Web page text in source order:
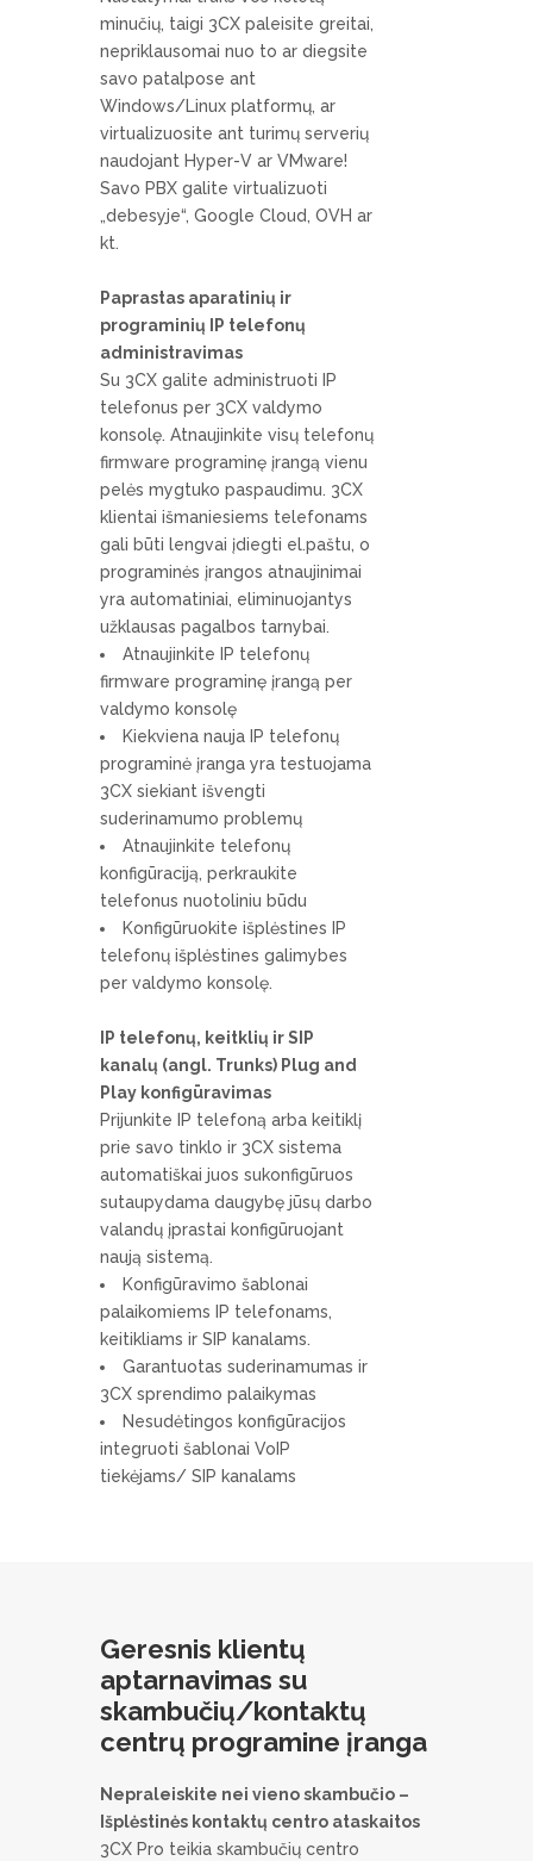
minučių, taigi 3CX paleisite greitai,
nepriklausomai nuo to ar diegsite
savo patalpose ant
Windows/Linux platformų, ar
virtualizuosite ant turimų serverių
naudojant Hyper-V ar VMware!
Savo PBX galite virtualizuoti
„debesyje“, Google Cloud, OVH ar
kt.
Paprastas aparatinių ir
programinių IP telefonų
administravimas
Su 3CX galite administruoti IP
telefonus per 3CX valdymo
konsolę. Atnaujinkite visų telefonų
firmware programinę įrangą vienu
pelės mygtuko paspaudimu. 3CX
klientai išmaniesiems telefonams
gali būti lengvai įdiegti el.paštu, o
programinės įrangos atnaujinimai
yra automatiniai, eliminuojantys
užklausas pagalbos tarnybai.
Atnaujinkite IP telefonų
firmware programinę įrangą per
valdymo konsolę
Kiekviena nauja IP telefonų
programinė įranga yra testuojama
3CX siekiant išvengti
suderinamumo problemų
Atnaujinkite telefonų
konfigūraciją, perkraukite
telefonus nuotoliniu būdu
Konfigūruokite išplėstines IP
telefonų išplėstines galimybes
per valdymo konsolę.
IP telefonų, keitklių ir SIP
kanalų (angl. Trunks) Plug and
Play konfigūravimas
Prijunkite IP telefoną arba keitiklį
prie savo tinklo ir 3CX sistema
automatiškai juos sukonfigūruos
sutaupydama daugybę jūsų darbo
valandų įprastai konfigūruojant
naują sistemą.
Konfigūravimo šablonai
palaikomiems IP telefonams,
keitikliams ir SIP kanalams.
Garantuotas suderinamumas ir
3CX sprendimo palaikymas
Nesudėtingos konfigūracijos
integruoti šablonai VoIP
tiekėjams/ SIP kanalams
Geresnis klientų
aptarnavimas su
skambučių/kontaktų
centrų programine įranga
Nepraleiskite nei vieno skambučio –
Išplėstinės kontaktų centro ataskaitos
3CX Pro teikia skambučių centro